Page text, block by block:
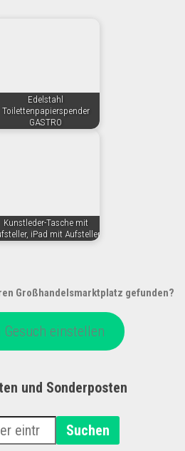
Edelstahl
Toilettenpapierspender
GASTRO
Kunstleder-Tasche mit
iPad mit Aufsteller
Großhandelsmarktplatz gefunden?
einstellen
und Sonderposten
Suchen